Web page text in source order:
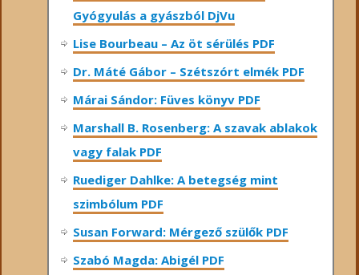
Gyógyulás a gyászból DjVu
Lise Bourbeau – Az öt sérülés PDF
Dr. Máté Gábor – Szétszórt elmék PDF
Márai Sándor: Füves könyv PDF
Marshall B. Rosenberg: A szavak ablakok
vagy falak PDF
Ruediger Dahlke: A betegség mint
szimbólum PDF
Susan Forward: Mérgező szülők PDF
Szabó Magda: Abigél PDF